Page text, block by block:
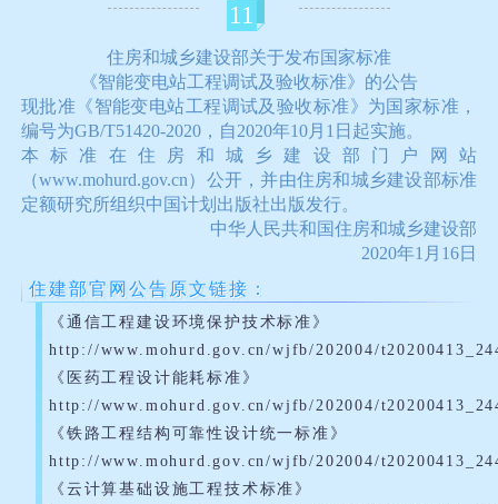
11
住房和城乡建设部关于发布国家标准
《智能变电站工程调试及验收标准》的公告
现批准《智能变电站工程调试及验收标准》为国家标准，
编号为GB/T51420-2020，自2020年10月1日起实施。
本标准在住房和城乡建设部门户网站
（www.mohurd.gov.cn）公开，并由住房和城乡建设部标准
定额研究所组织中国计划出版社出版发行。
中华人民共和国住房和城乡建设部
2020年1月16日
住建部官网公告原文链接：
《通信工程建设环境保护技术标准》
http://www.mohurd.gov.cn/wjfb/202004/
《医药工程设计能耗标准》
http://www.mohurd.gov.cn/wjfb/202004/
《铁路工程结构可靠性设计统一标准》
http://www.mohurd.gov.cn/wjfb/202004/
《云计算基础设施工程技术标准》